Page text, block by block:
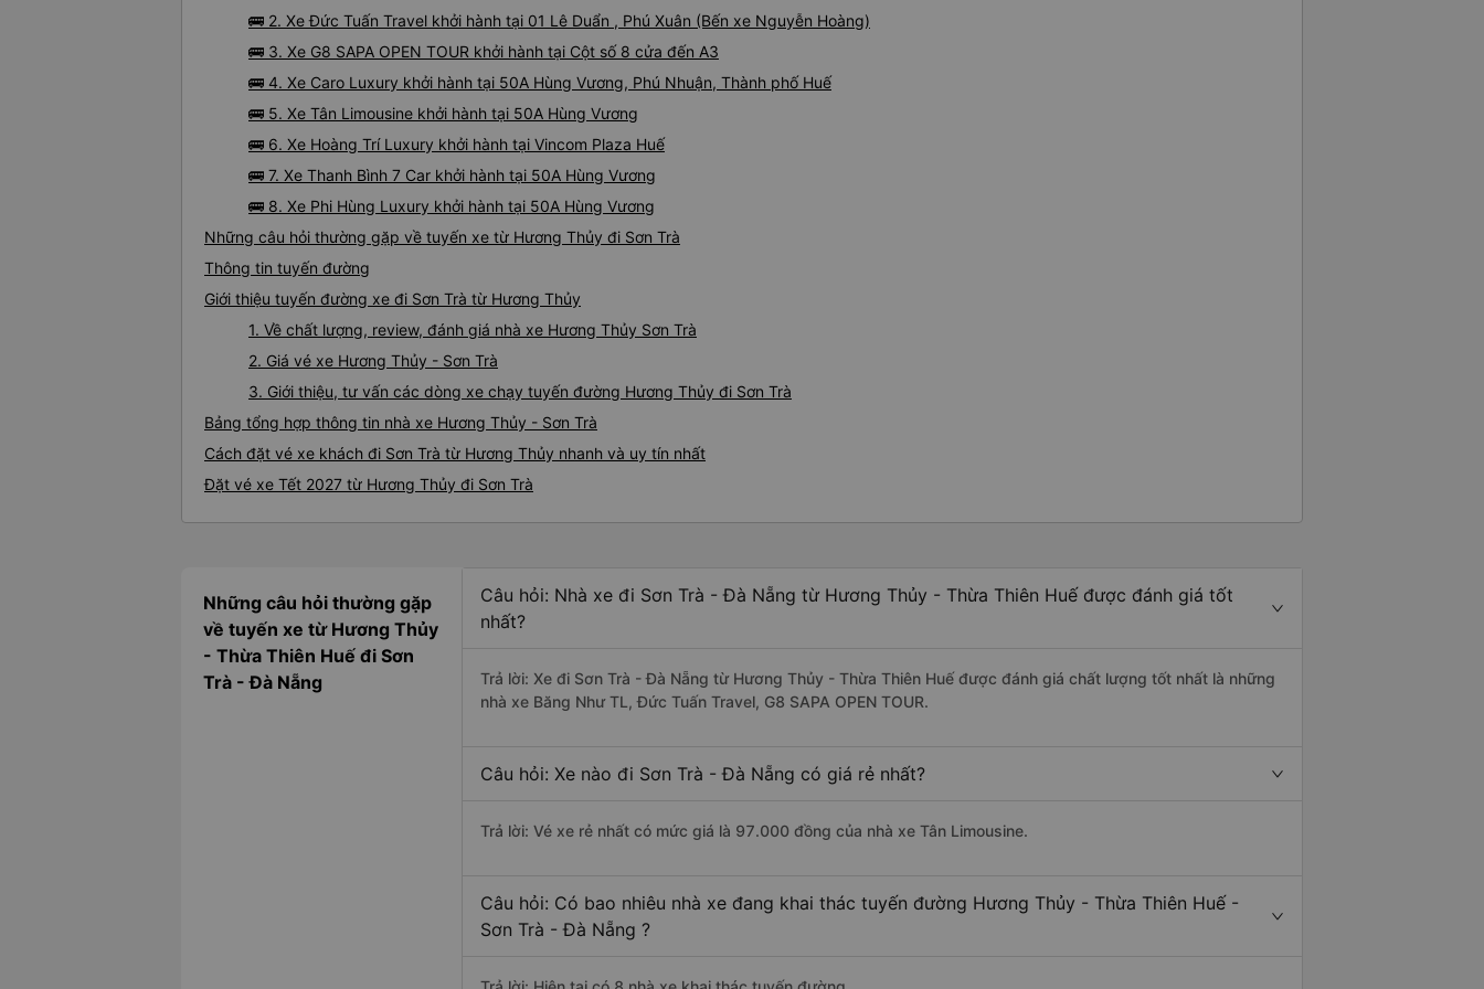
🚌 2. Xe Đức Tuấn Travel khởi hành tại 01 Lê Duẩn , Phú Xuân (Bến xe Nguyễn Hoàng)
🚌 3. Xe G8 SAPA OPEN TOUR khởi hành tại Cột số 8 cửa đến A3
🚌 4. Xe Caro Luxury khởi hành tại 50A Hùng Vương, Phú Nhuận, Thành phố Huế
🚌 5. Xe Tân Limousine khởi hành tại 50A Hùng Vương
🚌 6. Xe Hoàng Trí Luxury khởi hành tại Vincom Plaza Huế
🚌 7. Xe Thanh Bình 7 Car khởi hành tại 50A Hùng Vương
🚌 8. Xe Phi Hùng Luxury khởi hành tại 50A Hùng Vương
Những câu hỏi thường gặp về tuyến xe từ Hương Thủy đi Sơn Trà
Thông tin tuyến đường
Giới thiệu tuyến đường xe đi Sơn Trà từ Hương Thủy
1. Về chất lượng, review, đánh giá nhà xe Hương Thủy Sơn Trà
2. Giá vé xe Hương Thủy - Sơn Trà
3. Giới thiệu, tư vấn các dòng xe chạy tuyến đường Hương Thủy đi Sơn Trà
Bảng tổng hợp thông tin nhà xe Hương Thủy - Sơn Trà
Cách đặt vé xe khách đi Sơn Trà từ Hương Thủy nhanh và uy tín nhất
Đặt vé xe Tết 2027 từ Hương Thủy đi Sơn Trà
Những câu hỏi thường gặp
về tuyến xe từ Hương Thủy
- Thừa Thiên Huế đi Sơn
Trà - Đà Nẵng
Câu hỏi: Nhà xe đi Sơn Trà - Đà Nẵng từ Hương Thủy - Thừa Thiên Huế được đánh giá tốt
nhất?
Trả lời: Xe đi Sơn Trà - Đà Nẵng từ Hương Thủy - Thừa Thiên Huế được đánh giá chất lượng tốt nhất là những
nhà xe Băng Như TL, Đức Tuấn Travel, G8 SAPA OPEN TOUR.
Câu hỏi: Xe nào đi Sơn Trà - Đà Nẵng có giá rẻ nhất?
Trả lời: Vé xe rẻ nhất có mức giá là 97.000 đồng của nhà xe Tân Limousine.
Câu hỏi: Có bao nhiêu nhà xe đang khai thác tuyến đường Hương Thủy - Thừa Thiên Huế -
Sơn Trà - Đà Nẵng ?